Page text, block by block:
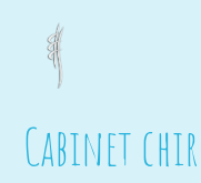
Cabinet